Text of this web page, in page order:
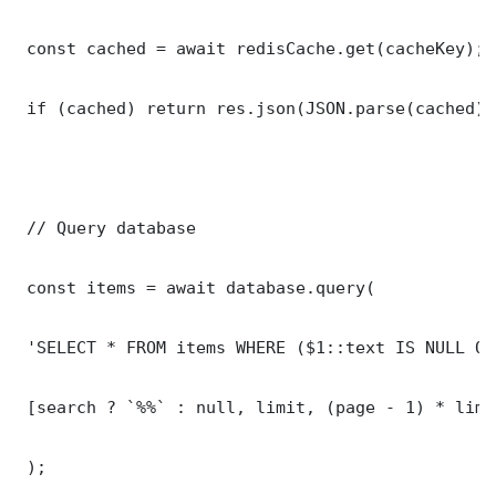
const cached = await redisCache.get(cacheKey);
if (cached) return
// Query database
const items = await database.query(
'SELECT * FROM items WHERE ($1::text IS NULL
[search ? `%%` : null, limit, (page - 1) *
);